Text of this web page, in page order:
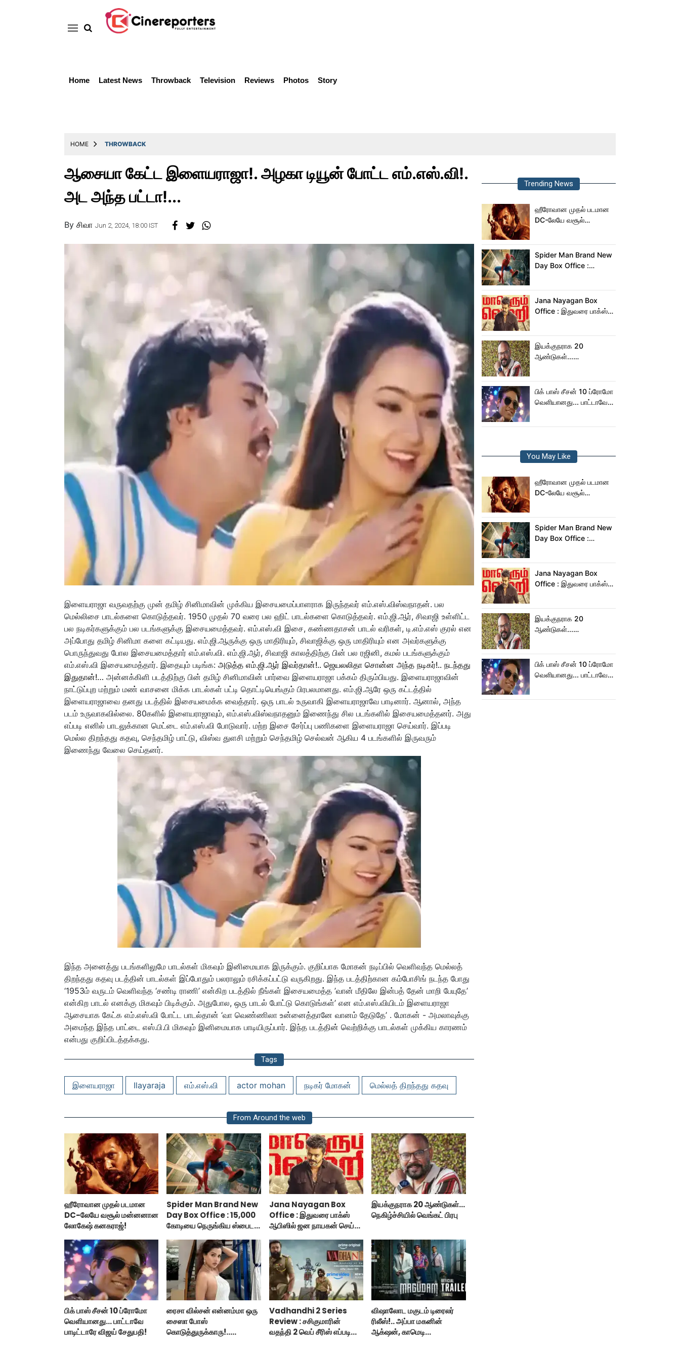
Home Latest News Throwback Television Reviews Photos Story
HOME THROWBACK
ஆசையா கேட்ட இளையராஜா!. அழகா டியூன் போட்ட எம்.எஸ்.வி!.
அட அந்த பட்டா!...
By சிவா Jun 2, 2024, 18:00 IST
இளையராஜா வருவதற்கு முன் தமிழ் சினிமாவின் முக்கிய இசையமைப்பாளராக இருந்தவர் எம்.எஸ்.விஸ்வநாதன். பல
மெல்லிசை பாடல்களை கொடுத்தவர். 1950 முதல் 70 வரை பல ஹிட் பாடல்களை கொடுத்தவர். எம்.ஜி.ஆர், சிவாஜி உள்ளிட்ட
பல நடிகர்களுக்கும் பல படங்களுக்கு இசையமைத்தவர். எம்.எஸ்.வி இசை, கண்ணதாசன் பாடல் வரிகள், டி.எம்.எஸ் குரல் என
அப்போது தமிழ் சினிமா களை கட்டியது. எம்.ஜி.ஆருக்கு ஒரு மாதிரியும், சிவாஜிக்கு ஒரு மாதிரியும் என அவர்களுக்கு
பொருந்துவது போல இசையமைத்தார் எம்.எஸ்.வி. எம்.ஜி.ஆர், சிவாஜி காலத்திற்கு பின் பல ரஜினி, கமல் படங்களுக்கும்
எம்.எஸ்.வி இசையமைத்தார். இதையும் படிங்க: அடுத்த எம்.ஜி.ஆர் இவர்தான்!.. ஜெயலலிதா சொன்ன அந்த நடிகர்!.. நடந்தது
இதுதான்!… அன்னக்கிளி படத்திற்கு பின் தமிழ் சினிமாவின் பார்வை இளையராஜா பக்கம் திரும்பியது. இளையராஜாவின்
நாட்டுப்புற மற்றும் மண் வாசனை மிக்க பாடல்கள் பட்டி தொட்டியெங்கும் பிரபலமானது. எம்.ஜி.ஆரே ஒரு கட்டத்தில்
இளையராஜாவை தனது படத்தில் இசையமைக்க வைத்தார். ஒரு பாடல் உருவாகி இளையராஜாவே பாடினார். ஆனால், அந்த
படம் உருவாகவில்லை. 80களில் இளையராஜாவும், எம்.எஸ்.விஸ்வநாதனும் இணைந்து சில படங்களில் இசையமைத்தனர். அது
எப்படி எனில் பாடலுக்கான மெட்டை எம்.எஸ்.வி போடுவார். மற்ற இசை சேர்ப்பு பணிகளை இளையராஜா செய்வார். இப்படி
மெல்ல திறந்தது கதவு, செந்தமிழ் பாட்டு, விஸ்வ துளசி மற்றும் செந்தமிழ் செல்வன் ஆகிய 4 படங்களில் இருவரும்
இணைந்து வேலை செய்தனர்.
இந்த அனைத்து படங்களிலுமே பாடல்கள் மிகவும் இனிமையாக இருக்கும். குறிப்பாக மோகன் நடிப்பில் வெளிவந்த மெல்லத்
திறந்தது கதவு படத்தின் பாடல்கள் இப்போதும் பலராலும் ரசிக்கப்பட்டு வருகிறது. இந்த படத்திற்கான கம்போசிங் நடந்த போது
‘1953ம் வருடம் வெளிவந்த ‘சண்டி ராணி’ என்கிற படத்தில் நீங்கள் இசையமைத்த ’வான் மீதிலே இன்பத் தேன் மாறி பேயுதே’
என்கிற பாடல் எனக்கு மிகவும் பிடிக்கும். அதுபோல, ஒரு பாடல் போட்டு கொடுங்கள்’ என எம்.எஸ்.வியிடம் இளையராஜா
ஆசையாக கேட்க எம்.எஸ்.வி போட்ட பாடல்தான் ‘வா வெண்ணிலா உன்னைத்தானே வானம் தேடுதே’ . மோகன் - அமலாவுக்கு
அமைந்த இந்த பாட்டை எஸ்.பி.பி மிகவும் இனிமையாக பாடியிருப்பார். இந்த படத்தின் வெற்றிக்கு பாடல்கள் முக்கிய காரணம்
என்பது குறிப்பிடத்தக்கது.
Tags
இளையராஜா Ilayaraja எம்.எஸ்.வி actor mohan நடிகர் மோகன் மெல்லத் திறந்தது கதவு
From Around the web
ஹீரோவான முதல் படமான
DC-லேயே வசூல் மன்னனான
லோகேஷ் கனகராஜ்!
Spider Man Brand New
Day Box Office : 15,000
கோடியை நெருங்கிய ஸ்பைடர்
Jana Nayagan Box
Office : இதுவரை பாக்ஸ்
ஆபிஸில் ஜன நாயகன் செய்த
இயக்குநராக 20 ஆண்டுகள்...
நெகிழ்ச்சியில் வெங்கட் பிரபு
பிக் பாஸ் சீசன் 10 ப்ரோமோ
வெளியானது... பாட்டாவே
பாடிட்டாரே விஜய் சேதுபதி!
ரைசா வில்சன் என்னம்மா ஒரு
சைஸா போஸ்
கொடுத்துருக்காரு!..
Vadhandhi 2 Series
Review : சசிகுமாரின்
வதந்தி 2 வெப் சீரிஸ் எப்படி
விஷாலோட மகுடம் டிரைலர்
ரிலீஸ்!.. அப்பா மகனின்
ஆக்‌ஷன், காமெடி
Trending News
ஹீரோவான முதல் படமான
DC-லேயே வசூல்
Spider Man Brand New
Day Box Office :
பிராண்ட் நியூ டே!
Jana Nayagan Box
Office : இதுவரை பாக்ஸ்
இயக்குநராக 20
ஆண்டுகள்...
பிக் பாஸ் சீசன் 10 ப்ரோமோ
வெளியானது... பாட்டாவே
You May Like
ஹீரோவான முதல் படமான
DC-லேயே வசூல்
Spider Man Brand New
Day Box Office :
பிராண்ட் நியூ டே!
Jana Nayagan Box
Office : இதுவரை பாக்ஸ்
இயக்குநராக 20
ஆண்டுகள்...
பிக் பாஸ் சீசன் 10 ப்ரோமோ
வெளியானது... பாட்டாவே